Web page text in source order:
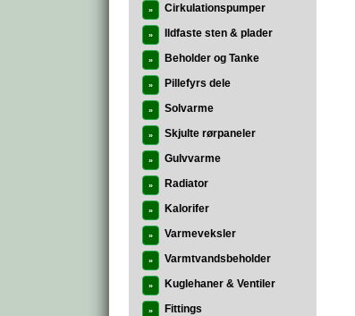
» Cirkulationspumper
» Ildfaste sten & plader
» Beholder og Tanke
» Pillefyrs dele
» Solvarme
» Skjulte rørpaneler
» Gulvvarme
» Radiator
» Kalorifer
» Varmeveksler
» Varmtvandsbeholder
» Kuglehaner & Ventiler
» Fittings